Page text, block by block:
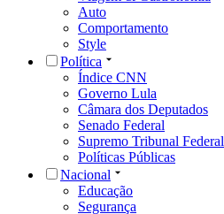
Auto
Comportamento
Style
Política
Índice CNN
Governo Lula
Câmara dos Deputados
Senado Federal
Supremo Tribunal Federal
Políticas Públicas
Nacional
Educação
Segurança